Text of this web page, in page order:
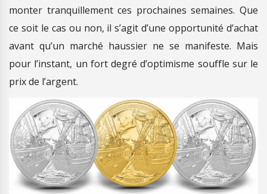
monter tranquillement ces prochaines semaines. Que
ce soit le cas ou non, il s’agit d’une opportunité d’achat
avant qu’un marché haussier ne se manifeste. Mais
pour l’instant, un fort degré d’optimisme souffle sur le
prix de l’argent.